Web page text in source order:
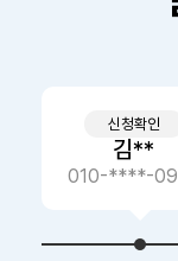
신청확인
김**
010-****-